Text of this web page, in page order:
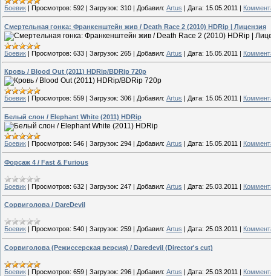
Боевик | Просмотров: 592 | Загрузок: 310 | Добавил: Artus | Дата: 15.05.2011 |
Смертельная гонка: Франкенштейн жив / Death Race 2 (2010) HDRip | Лицензия
Боевик | Просмотров: 633 | Загрузок: 265 | Добавил: Artus | Дата: 15.05.2011 |
Кровь / Blood Out (2011) HDRip/BDRip 720p
Боевик Просмотров: 559 Загрузок: 306 Добавил: Artus Дата: 15.05.2011
Белый слон / Elephant White (2011) HDRip
Боевик | Просмотров: 546 | Загрузок: 294 | Добавил: Artus | Дата: 15.05.2011 |
Форсаж 4 / Fast & Furious
Боевик | Просмотров: 632 | Загрузок: 247 | Добавил: Artus | Дата: 25.03.2011 |
Сорвиголова / DareDevil
Боевик | Просмотров: 540 | Загрузок: 259 | Добавил: Artus | Дата: 25.03.2011 |
Сорвиголова (Режиссерская версия) / Daredevil (Director's cut)
Боевик | Просмотров: 659 | Загрузок: 296 | Добавил: Artus | Дата: 25.03.2011 |